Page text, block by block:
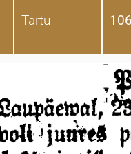
Tartu